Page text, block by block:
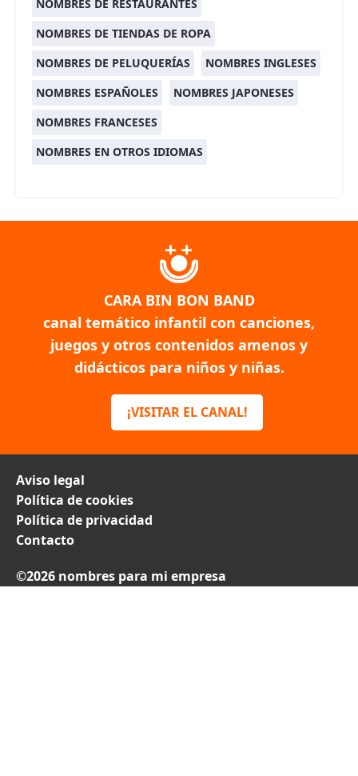
NOMBRES DE RESTAURANTES
NOMBRES DE TIENDAS DE ROPA
NOMBRES DE PELUQUERÍAS
NOMBRES INGLESES
NOMBRES ESPAÑOLES
NOMBRES JAPONESES
NOMBRES FRANCESES
NOMBRES EN OTROS IDIOMAS
CARA BIN BON BAND
canal temático infantil con canciones,
juegos y otros contenidos amenos y
didácticos para niños y niñas.
¡VISITAR EL CANAL!
Aviso legal
Política de cookies
Política de privacidad
Contacto
©2026 nombres para mi empresa